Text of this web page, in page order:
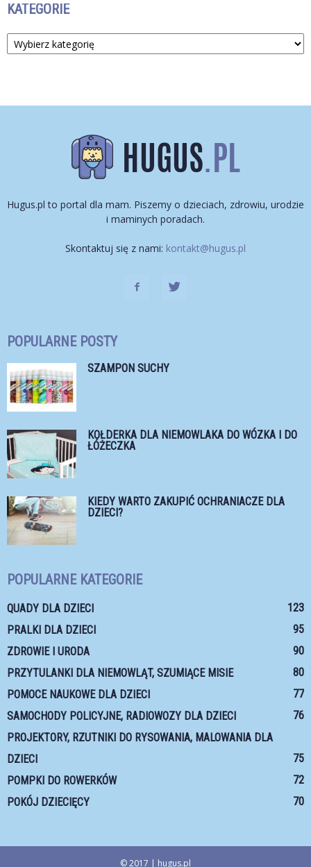
KATEGORIE
Kategorie
Hugus.pl to portal dla mam. Piszemy o dzieciach, zdrowiu, urodzie
i maminych poradach.
Skontaktuj się z nami: kontakt@hugus.pl
POPULARNE POSTY
SZAMPON SUCHY
KOŁDERKA DLA NIEMOWLAKA DO WÓZKA I DO
ŁÓŻECZKA
KIEDY WARTO ZAKUPIĆ OCHRANIACZE DLA
DZIECI?
POPULARNE KATEGORIE
QUADY DLA DZIECI
123
PRALKI DLA DZIECI
95
ZDROWIE I URODA
90
PRZYTULANKI DLA NIEMOWLĄT, SZUMIĄCE MISIE
80
POMOCE NAUKOWE DLA DZIECI
77
SAMOCHODY POLICYJNE, RADIOWOZY DLA DZIECI
76
PROJEKTORY, RZUTNIKI DO RYSOWANIA, MALOWANIA DLA
DZIECI
75
POMPKI DO ROWERKÓW
72
POKÓJ DZIECIĘCY
70
© 2017 | hugus.pl